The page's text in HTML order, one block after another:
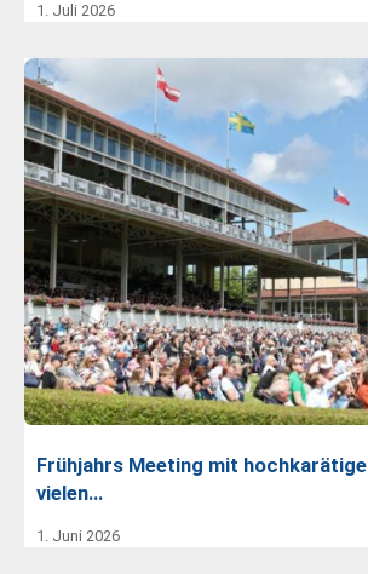
1. Juli 2026
Frühjahrs Meeting mit
vielen…
1. Juni 2026